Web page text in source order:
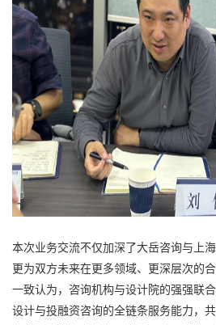
本次业务交流不仅加深了大岳咨询与上
更为双方未来在更多领域、更深层次的
一致认为，咨询机构与设计院的强强联
设计与投融资咨询的全链条服务能力，